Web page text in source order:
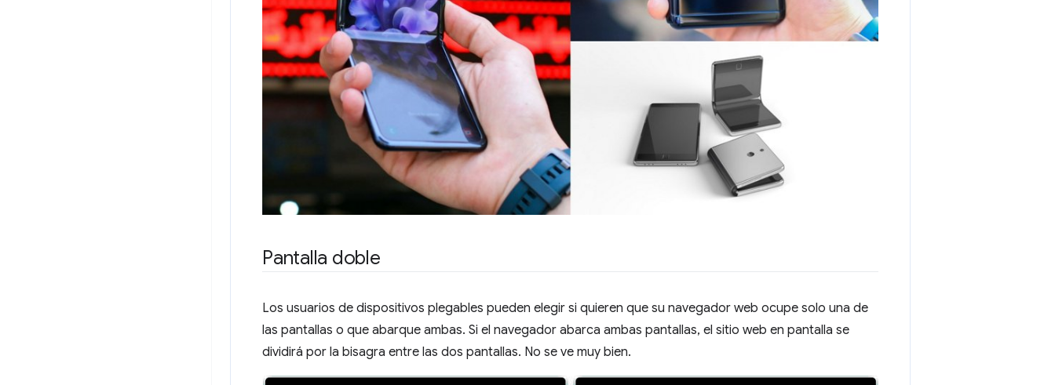
Pantalla doble
Los usuarios de dispositivos plegables pueden elegir si quieren que su navegador web ocupe solo una de
las pantallas o que abarque ambas. Si el navegador abarca ambas pantallas, el sitio web en pantalla se
dividirá por la bisagra entre las dos pantallas. No se ve muy bien.